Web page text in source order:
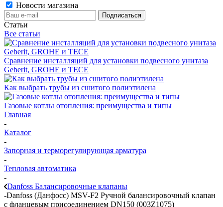
Новости магазина
Статьи
Все статьи
Сравнение инсталляций для установки подвесного унитаза
Geberit, GROHE и TECE
Как выбрать трубы из сшитого полиэтилена
Газовые котлы отопления: преимущества и типы
Главная
-
Каталог
-
Запорная и терморегулирующая арматура
-
Тепловая автоматика
-
Danfoss Балансировочные клапаны
-Danfoss (Данфосс) MSV-F2 Ручной балансировочный клапан
с фланцевым присоединением DN150 (003Z1075)